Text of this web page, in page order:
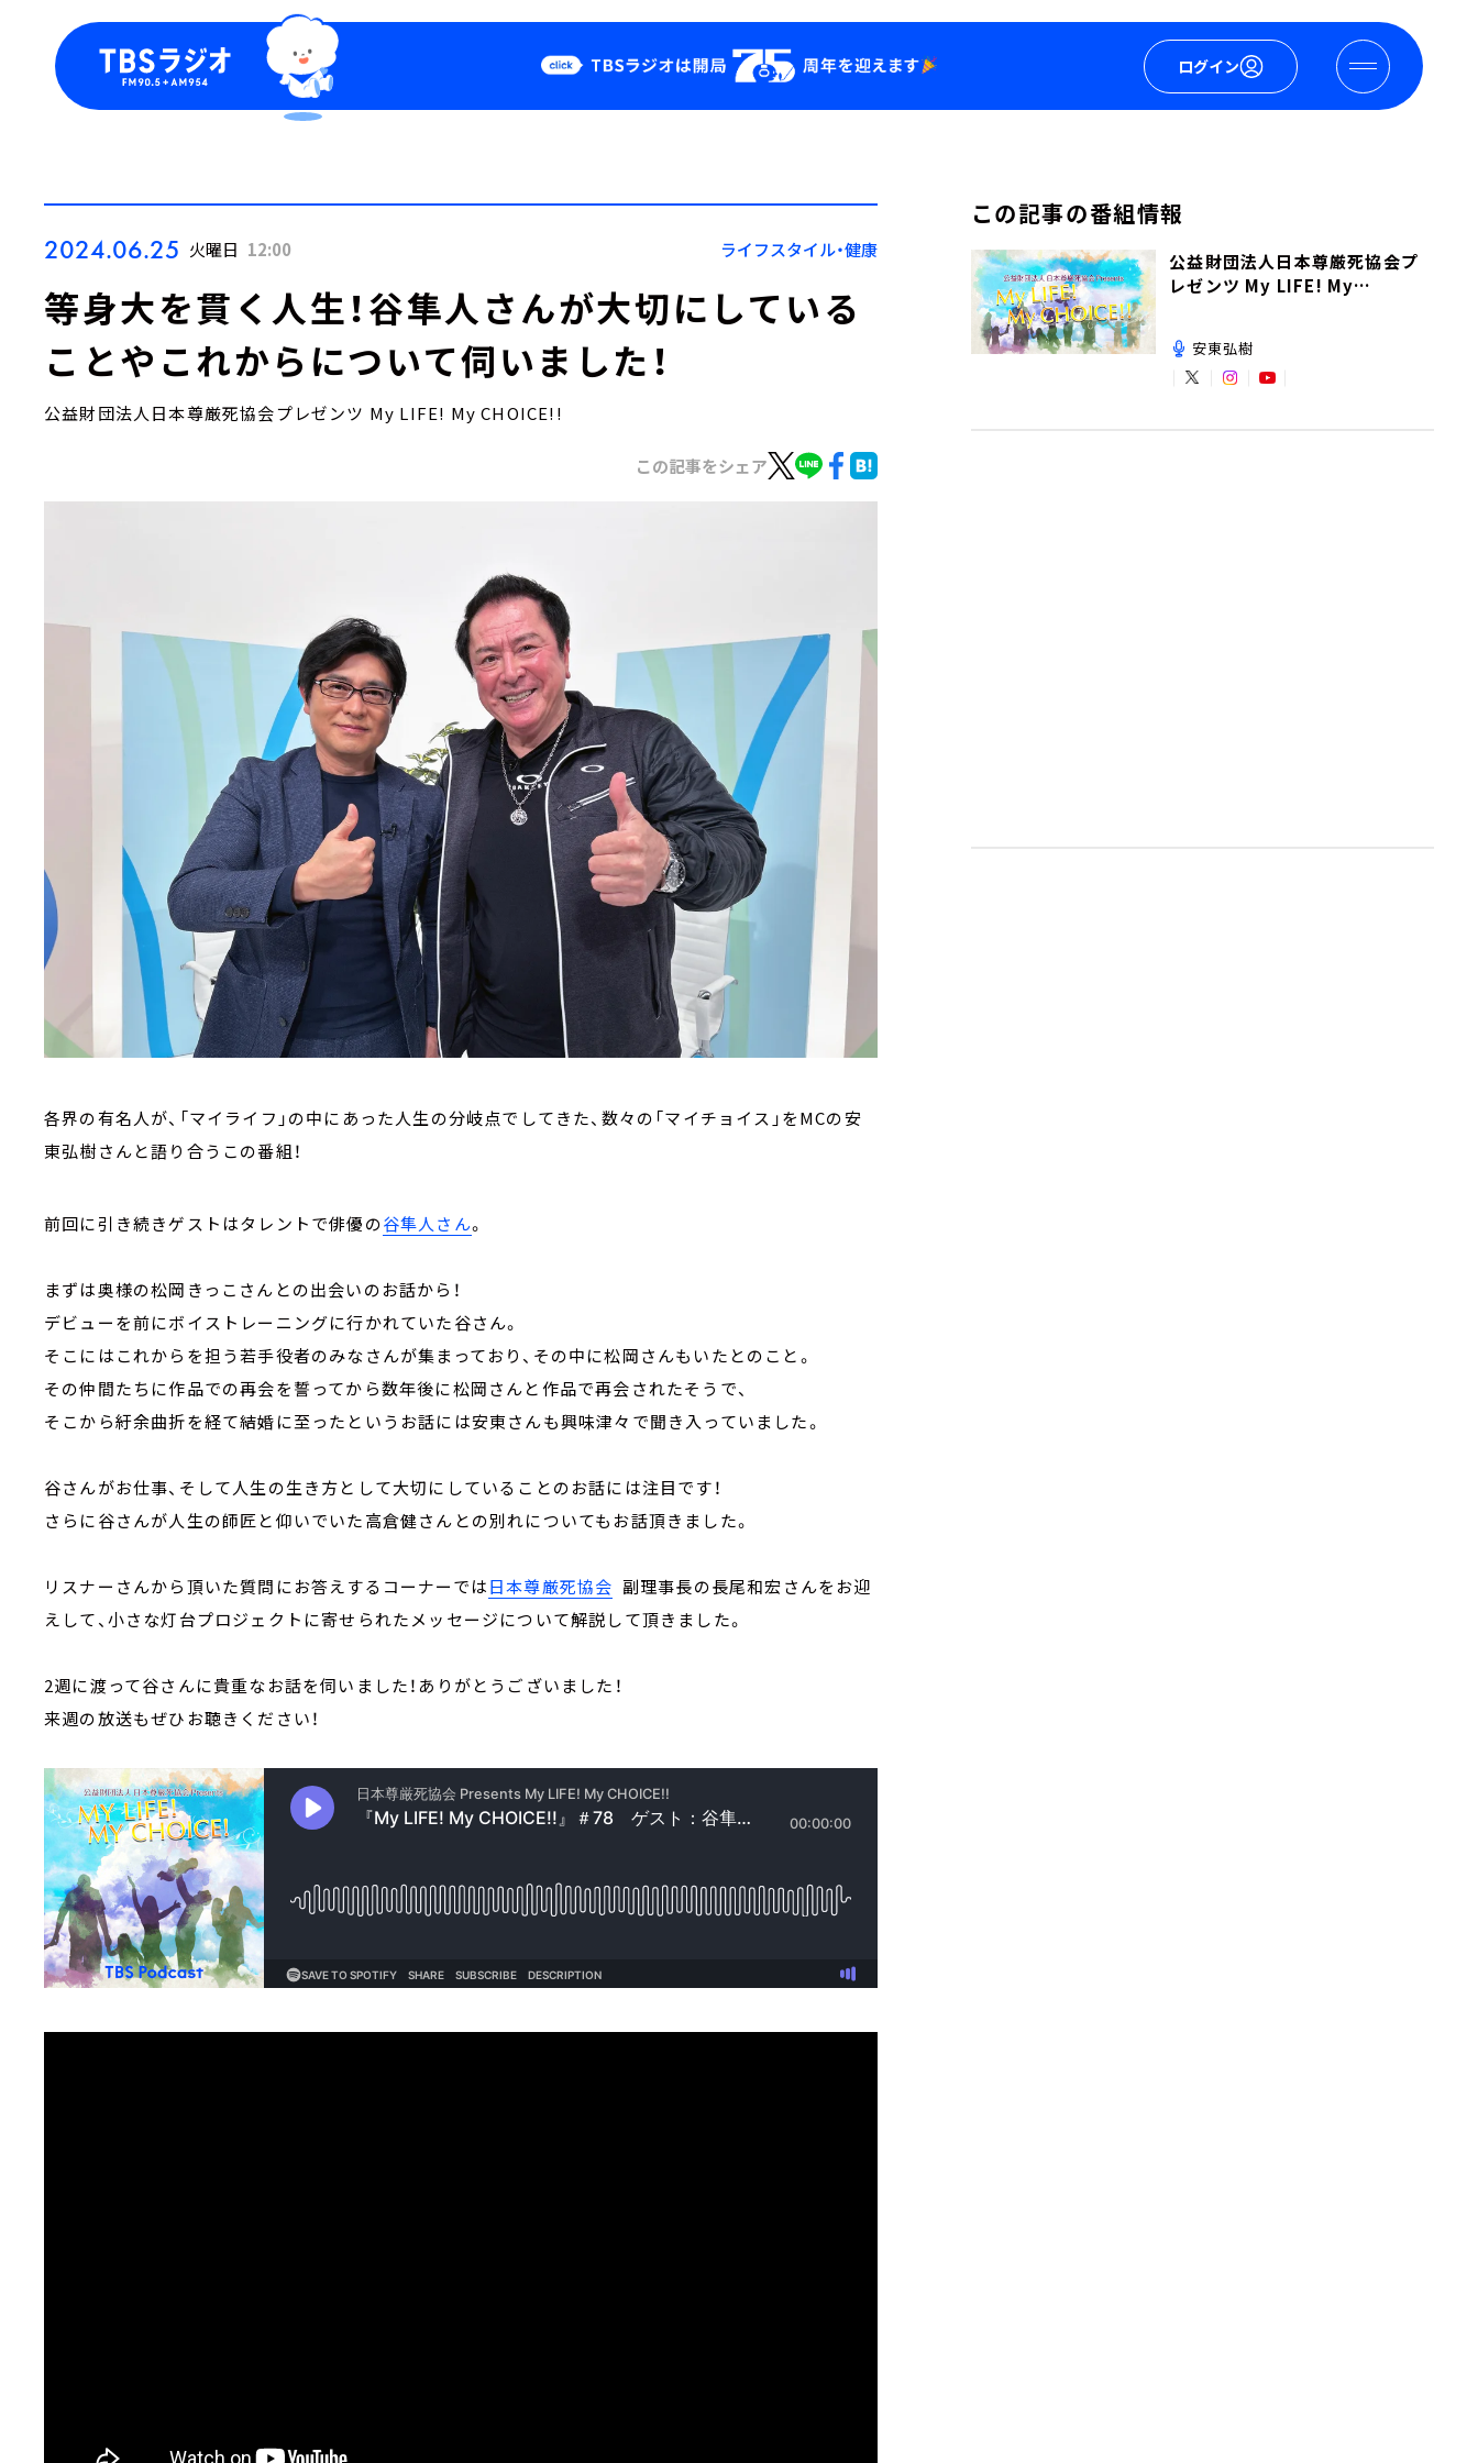
ログイン
Podcast
YouTube
会社情報
2024.06.25 火曜日 12:00 ライフスタイル・健康
等身大を貫く人生！谷隼人さんが大切にしている
ことやこれからについて伺いました！
公益財団法人日本尊厳死協会プレゼンツ My LIFE! My CHOICE!!
この記事をシェア
各界の有名人が、「マイライフ」の中にあった人生の分岐点でしてきた、数々の「マイチョイス」をMCの安
東弘樹さんと語り合うこの番組！
前回に引き続きゲストはタレントで俳優の谷隼人さん。
まずは奥様の松岡きっこさんとの出会いのお話から！
デビューを前にボイストレーニングに行かれていた谷さん。
そこにはこれからを担う若手役者のみなさんが集まっており、その中に松岡さんもいたとのこと。
その仲間たちに作品での再会を誓ってから数年後に松岡さんと作品で再会されたそうで、
そこから紆余曲折を経て結婚に至ったというお話には安東さんも興味津々で聞き入っていました。
谷さんがお仕事、そして人生の生き方として大切にしていることのお話には注目です！
さらに谷さんが人生の師匠と仰いでいた高倉健さんとの別れについてもお話頂きました。
リスナーさんから頂いた質問にお答えするコーナーでは日本尊厳死協会 副理事長の長尾和宏さんをお迎
えして、小さな灯台プロジェクトに寄せられたメッセージについて解説して頂きました。
2週に渡って谷さんに貴重なお話を伺いました！ありがとうございました！
来週の放送もぜひお聴きください！
この記事の番組情報
公益財団法人日本尊厳死協会プ
レゼンツ My LIFE! My
安東弘樹